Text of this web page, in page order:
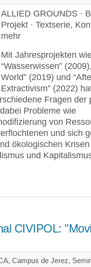
ALLIED GROUNDS ·
Projekt · Textserie,
mehr
Mit Jahresprojekten
“Wasserwissen”
World” (2019) und
Extractivism” (2022)
Fragen der
Probleme wie
von
und sich
ökologischen
und
CIVIPOL:
Campus de Jerez,